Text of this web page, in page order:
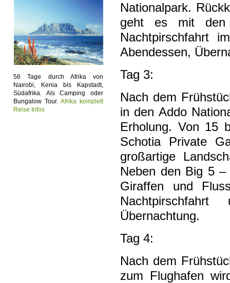
56 Tage durch Afrika von
Nairobi, Kenia bis Kapstadt,
Südafrika. Als Camping oder
Bungalow Tour. Afrika komplett
Reise Infos
Nationalpark.
geht es mit den
Nachtpirschfahrt
Abendessen,
Tag 3:
Nach dem
in den Addo
Erholung. Von 15
Schotia Private
großartige
Neben den Big 5
Giraffen und
Übernachtung.
Tag 4:
Nach dem
zum Flughafen